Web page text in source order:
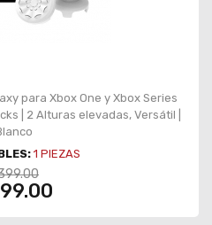
para Xbox One y Xbox Series
| 2 Alturas elevadas, Versátil |
1 PIEZAS